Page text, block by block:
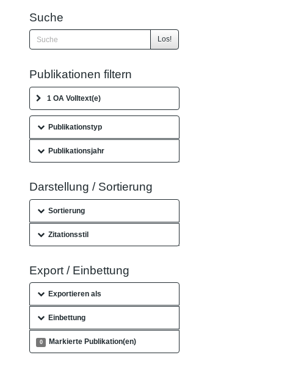
Suche
Los!
Publikationen filtern
1 OA Volltext(e)
Publikationstyp
Publikationsjahr
Darstellung / Sortierung
Sortierung
Zitationsstil
Export / Einbettung
Exportieren als
Einbettung
0 Markierte Publikation(en)